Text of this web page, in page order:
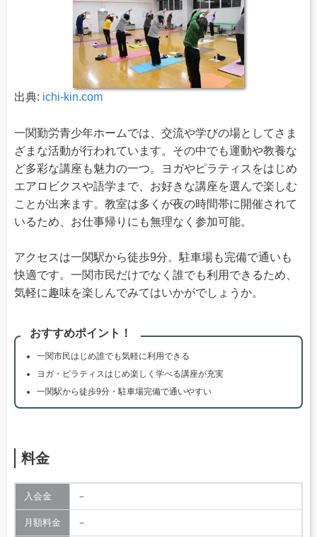
出典: ichi-kin.com
一関勤労青少年ホームでは、交流や学びの場としてさま
ざまな活動が行われています。その中でも運動や教養な
ど多彩な講座も魅力の一つ。ヨガやピラティスをはじめ
エアロビクスや語学まで、お好きな講座を選んで楽しむ
ことが出来ます。教室は多くが夜の時間帯に開催されて
いるため、お仕事帰りにも無理なく参加可能。
アクセスは一関駅から徒歩9分。駐車場も完備で通いも
快適です。一関市民だけでなく誰でも利用できるため、
気軽に趣味を楽しんでみてはいかがでしょうか。
おすすめポイント！
一関市民はじめ誰でも気軽に利用できる
ヨガ・ピラティスはじめ楽しく学べる講座が充実
一関駅から徒歩9分・駐車場完備で通いやすい
料金
入会金 －
月額料金 －